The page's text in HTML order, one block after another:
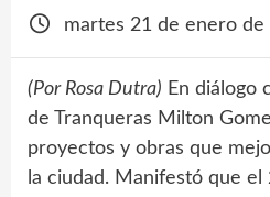
martes 21 de enero de
(Por Rosa Dutra) En diálogo
de Tranqueras Milton
proyectos y obras que
la ciudad. Manifestó que